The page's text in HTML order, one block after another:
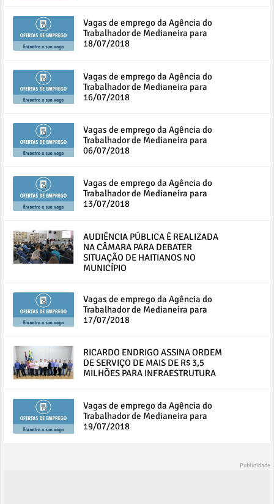
Vagas de emprego da Agência do
Trabalhador de Medianeira para
18/07/2018
Vagas de emprego da Agência do
Trabalhador de Medianeira para
16/07/2018
Vagas de emprego da Agência do
Trabalhador de Medianeira para
06/07/2018
Vagas de emprego da Agência do
Trabalhador de Medianeira para
13/07/2018
AUDIÊNCIA PÚBLICA É REALIZADA
NA CÂMARA PARA DEBATER
SITUAÇÃO DE HAITIANOS NO
MUNICÍPIO
Vagas de emprego da Agência do
Trabalhador de Medianeira para
17/07/2018
RICARDO ENDRIGO ASSINA ORDEM
DE SERVIÇO DE MAIS DE R$ 3,5
MILHÕES PARA INFRAESTRUTURA
Vagas de emprego da Agência do
Trabalhador de Medianeira para
19/07/2018